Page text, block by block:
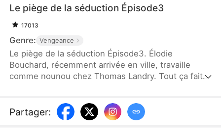
Le piège de la séduction Épisode3
17013
Genre: Vengeance
Le piège de la séduction Épisode3. Élodie
Bouchard, récemment arrivée en ville, travaille
comme nounou chez Thomas Landry. Tout ça fait
renoncer à ses valeurs. M. Landry découvre le
complot et décide de jouer le jeu pour déjouer
Partager: